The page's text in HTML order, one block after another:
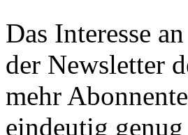
Das Interesse
der Newsletter
mehr
eindeutig